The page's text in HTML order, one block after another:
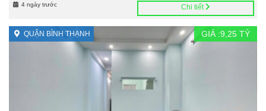
4 ngày trước Chi tiết
QUẬN BÌNH THẠNH GIÁ :9,25 TỶ